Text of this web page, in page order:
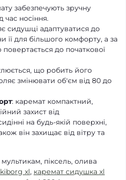
забезпечують зручну
час носіння.
сидушці адаптуватися до
її для більшого комфорту, а за
до початкової
що робить його
змінювати об'єм від 80 до
: каремат компактний,
захист від
на будь-якій поверхні,
він захищає від вітру та
мультикам, піксель, олива
xl, каремат сидушка xl